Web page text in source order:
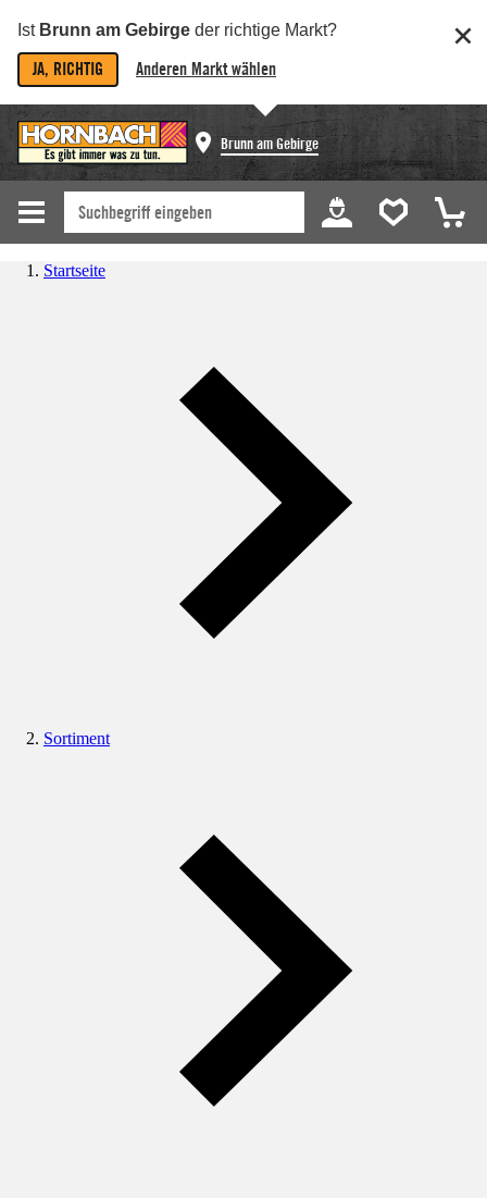
Ist Brunn am Gebirge der richtige Markt?
JA, RICHTIG Anderen Markt wählen
Brunn am Gebirge
Startseite
Sortiment